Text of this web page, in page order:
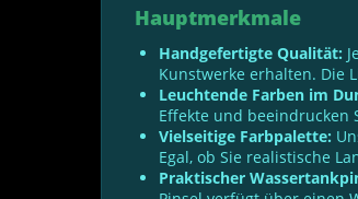
Hauptmerkmale
Handgefertigte Qualität:
Kunstwerke erhalten. Die
Leuchtende Farben im
Effekte und beeindrucken
Vielseitige Farbpalette:
Egal, ob Sie realistische
Praktischer